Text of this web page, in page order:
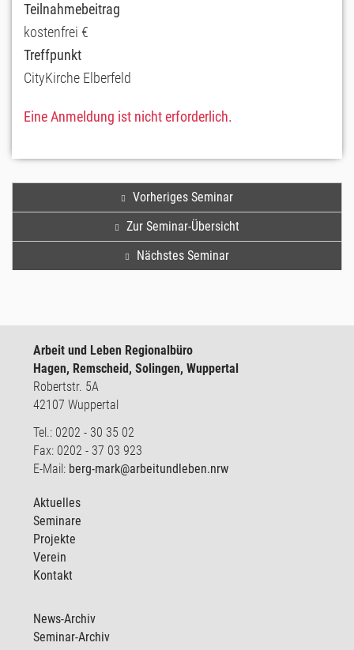
Teilnahmebeitrag
kostenfrei €
Treffpunkt
CityKirche Elberfeld
Eine Anmeldung ist nicht erforderlich.
Vorheriges Seminar
Zur Seminar-Übersicht
Nächstes Seminar
Arbeit und Leben Regionalbüro
Hagen, Remscheid, Solingen, Wuppertal
Robertstr. 5A
42107 Wuppertal
Tel.: 0202 - 30 35 02
Fax: 0202 - 37 03 923
E-Mail: berg-mark@arbeitundleben.nrw
Aktuelles
Seminare
Projekte
Verein
Kontakt
News-Archiv
Seminar-Archiv